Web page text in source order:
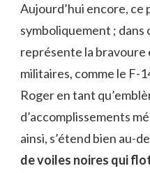
Aujourd’hui encore, ce
symboliquement ; dans
représente la bravoure
militaires, comme le F-
Roger en tant
d’accomplissements
ainsi, s’étend bien au-
de voiles noires qui